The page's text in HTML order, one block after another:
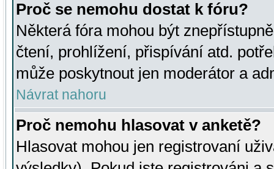
Proč se nemohu dostat k fóru?
Některá fóra mohou být
čtení, prohlížení, přispívání atd.
může poskytnout jen moderátor a
Návrat nahoru
Proč nemohu hlasovat v anketě?
Hlasovat mohou jen registrovaní